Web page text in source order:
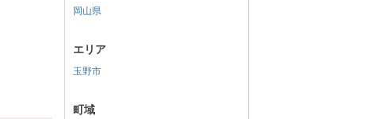
岡山県
エリア
玉野市
町域